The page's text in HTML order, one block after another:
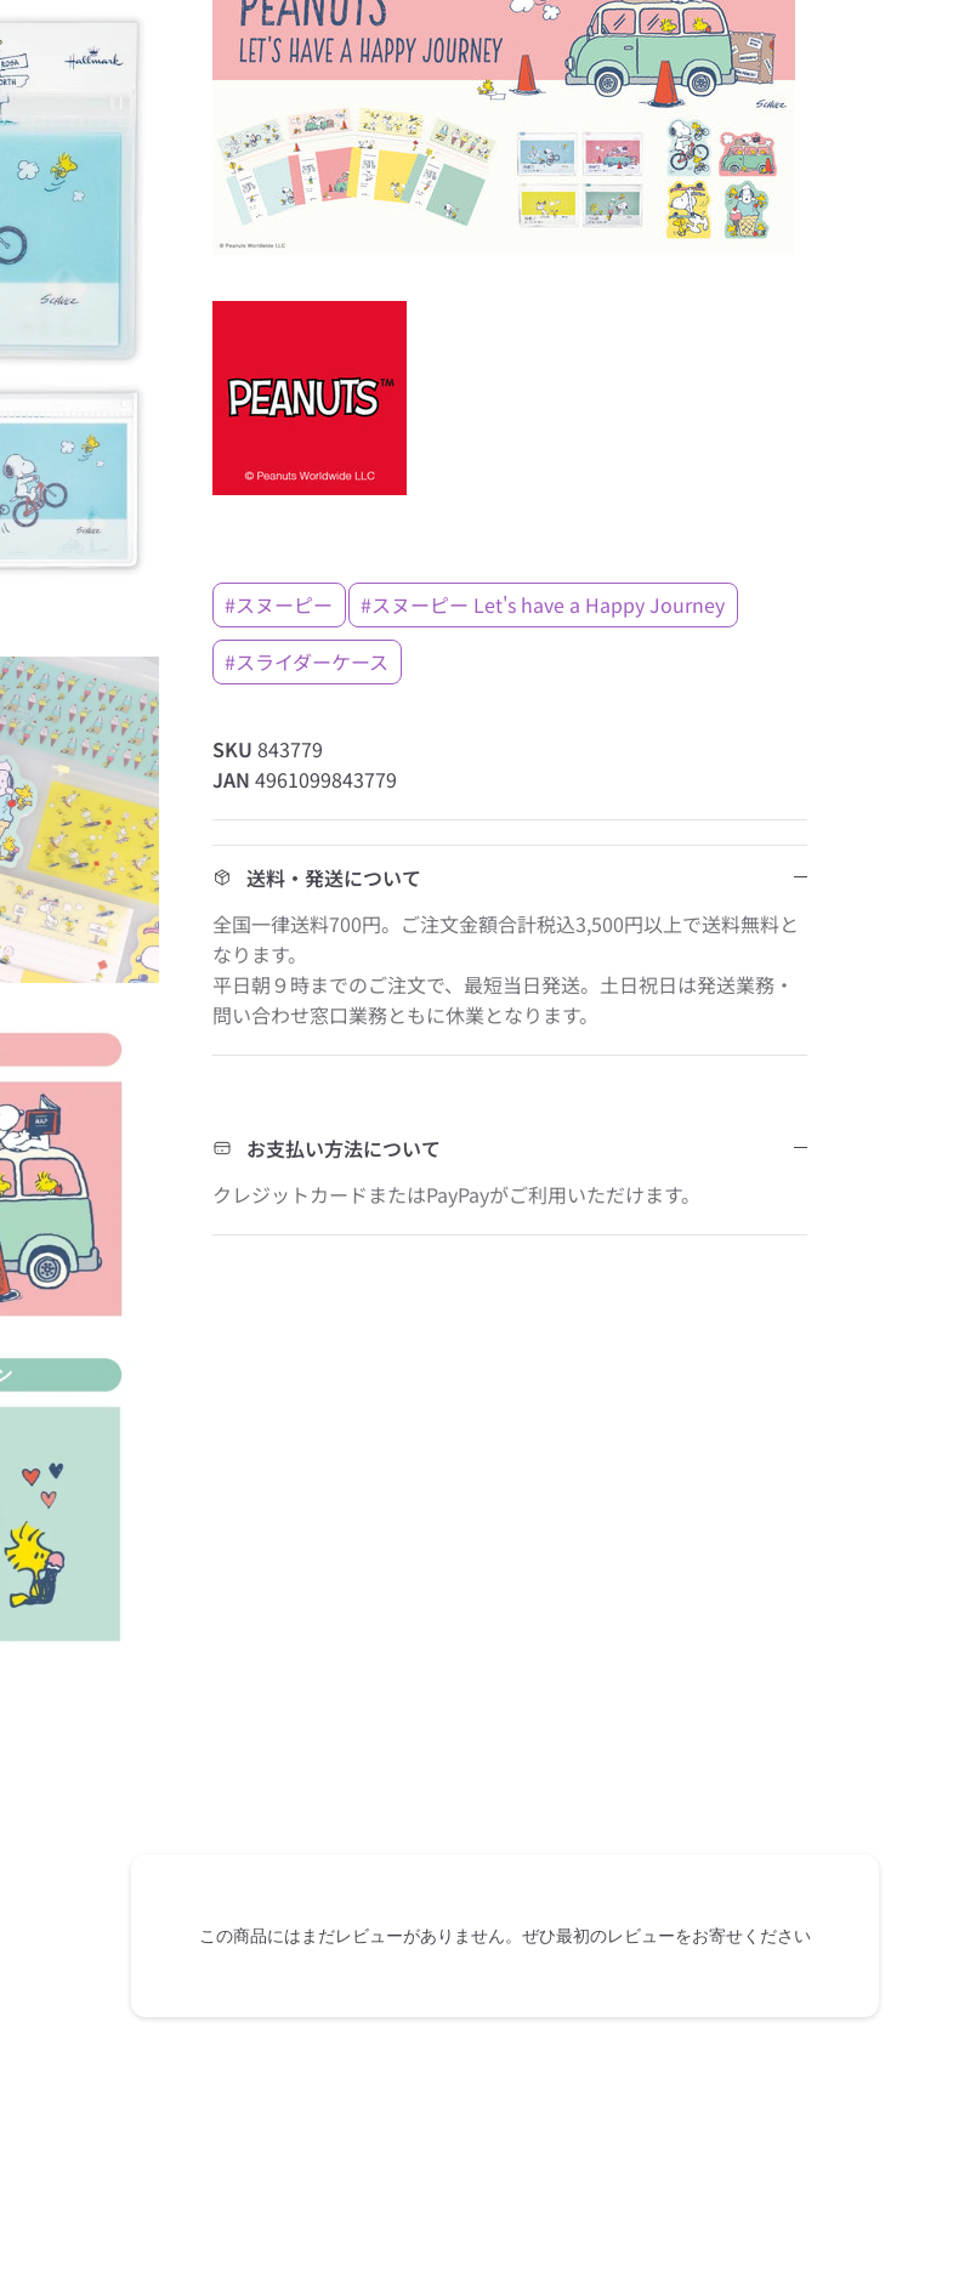
#スヌーピー
#スヌーピー Let's have a Happy Journey
#スライダーケース
SKU 843779
JAN 4961099843779
送料・発送について
全国一律送料700円。ご注文金額合計税込3,500円以上で送料無料と
なります。
平日朝９時までのご注文で、最短当日発送。土日祝日は発送業務・
問い合わせ窓口業務ともに休業となります。
お支払い方法について
クレジットカードまたはPayPayがご利用いただけます。
この商品にはまだレビューがありません。ぜひ最初のレビューをお寄せください